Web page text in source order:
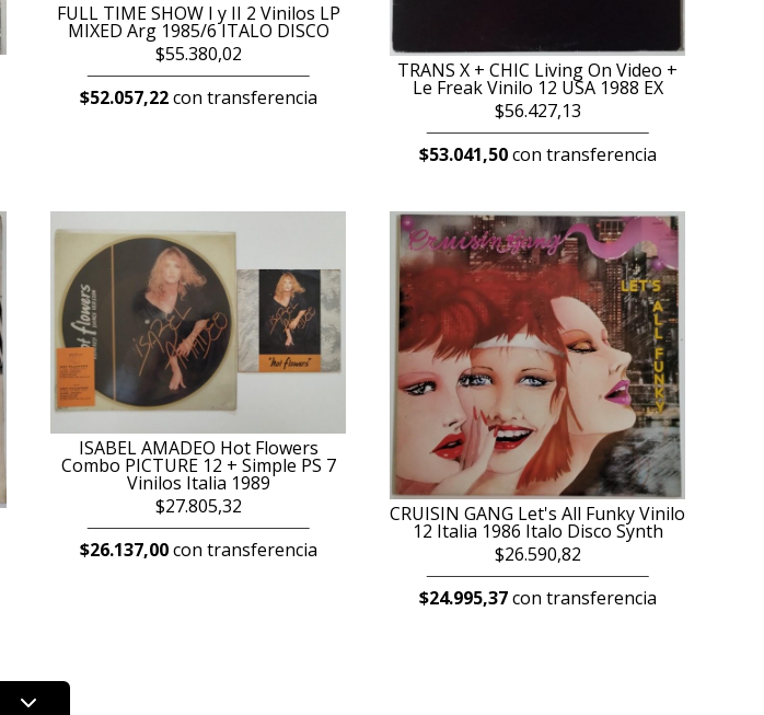
FULL TIME SHOW I y II 2 Vinilos LP
MIXED Arg 1985/6 ITALO DISCO
$55.380,02
$52.057,22con transferencia
TRANS X + CHIC Living On Video +
Le Freak Vinilo 12 USA 1988 EX
$56.427,13
$53.041,50con transferencia
ISABEL AMADEO Hot Flowers
Combo PICTURE 12 + Simple PS 7
Vinilos Italia 1989
$27.805,32
$26.137,00con transferencia
CRUISIN GANG Let's All Funky Vinilo
12 Italia 1986 Italo Disco Synth
$26.590,82
$24.995,37con transferencia